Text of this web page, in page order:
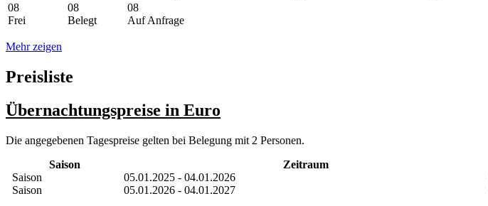
08
Frei
08
Belegt
08
Auf Anfrage
Mehr zeigen
Preisliste
Übernachtungspreise in Euro
Die angegebenen Tagespreise gelten bei Belegung mit 2 Personen.
Saison
Zeitraum
Saison
05.01.2025 - 04.01.2026
Saison
05.01.2026 - 04.01.2027